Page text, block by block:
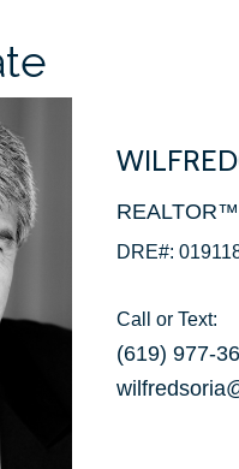
REALTOR™
DRE#:
Call or Text:
(619) 977-